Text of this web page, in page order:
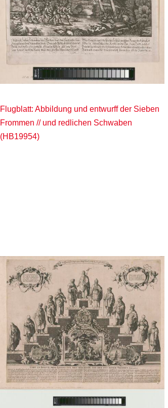
Flugblatt: Abbildung und entwurff der Sieben
Frommen // und redlichen Schwaben
(HB19954)